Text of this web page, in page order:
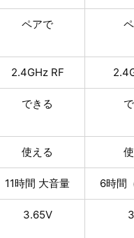
ペアで
2.4GHz RF
できる
使える
11時間 大音量 6時間
3.65V